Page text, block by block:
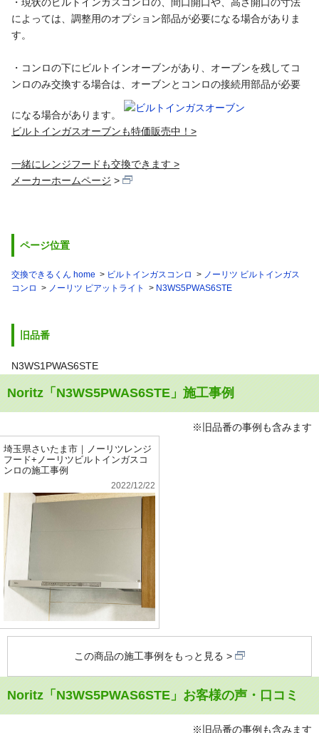
・現状のビルトインガスコンロの、間口開口や、高さ開口の寸法
によっては、調整用のオプション部品が必要になる場合がありま
す。
・コンロの下にビルトインオーブンがあり、オーブンを残してコ
ンロのみ交換する場合は、オーブンとコンロの接続用部品が必要
になる場合があります。
ビルトインガスオーブンも特価販売中！>
一緒にレンジフードも交換できます >
メーカーホームページ
ページ位置
交換できるくん home ビルトインガスコンロ
ノーリツ ビルトインガス
コンロ
ノーリツ ピアットライト N3WS5PWAS6STE
旧品番
N3WS1PWAS6STE
Noritz「N3WS5PWAS6STE」施工事例
※旧品番の事例も含みます
埼玉県さいたま市｜ノーリツレンジ
フード+ノーリツビルトインガスコ
ンロの施工事例
2022/12/22
この商品の施工事例をもっと見る
Noritz「N3WS5PWAS6STE」お客様の声・口コミ
※旧品番の事例も含みます